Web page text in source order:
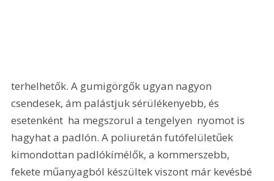
terhelhetők. A gumigörgők ugyan nagyon
csendesek, ám palástjuk sérülékenyebb, és
esetenként  ha megszorul a tengelyen  nyomot is
hagyhat a padlón. A poliuretán futófelületűek
kimondottan padlókímélők, a kommerszebb,
fekete műanyagból készültek viszont már kevésbé